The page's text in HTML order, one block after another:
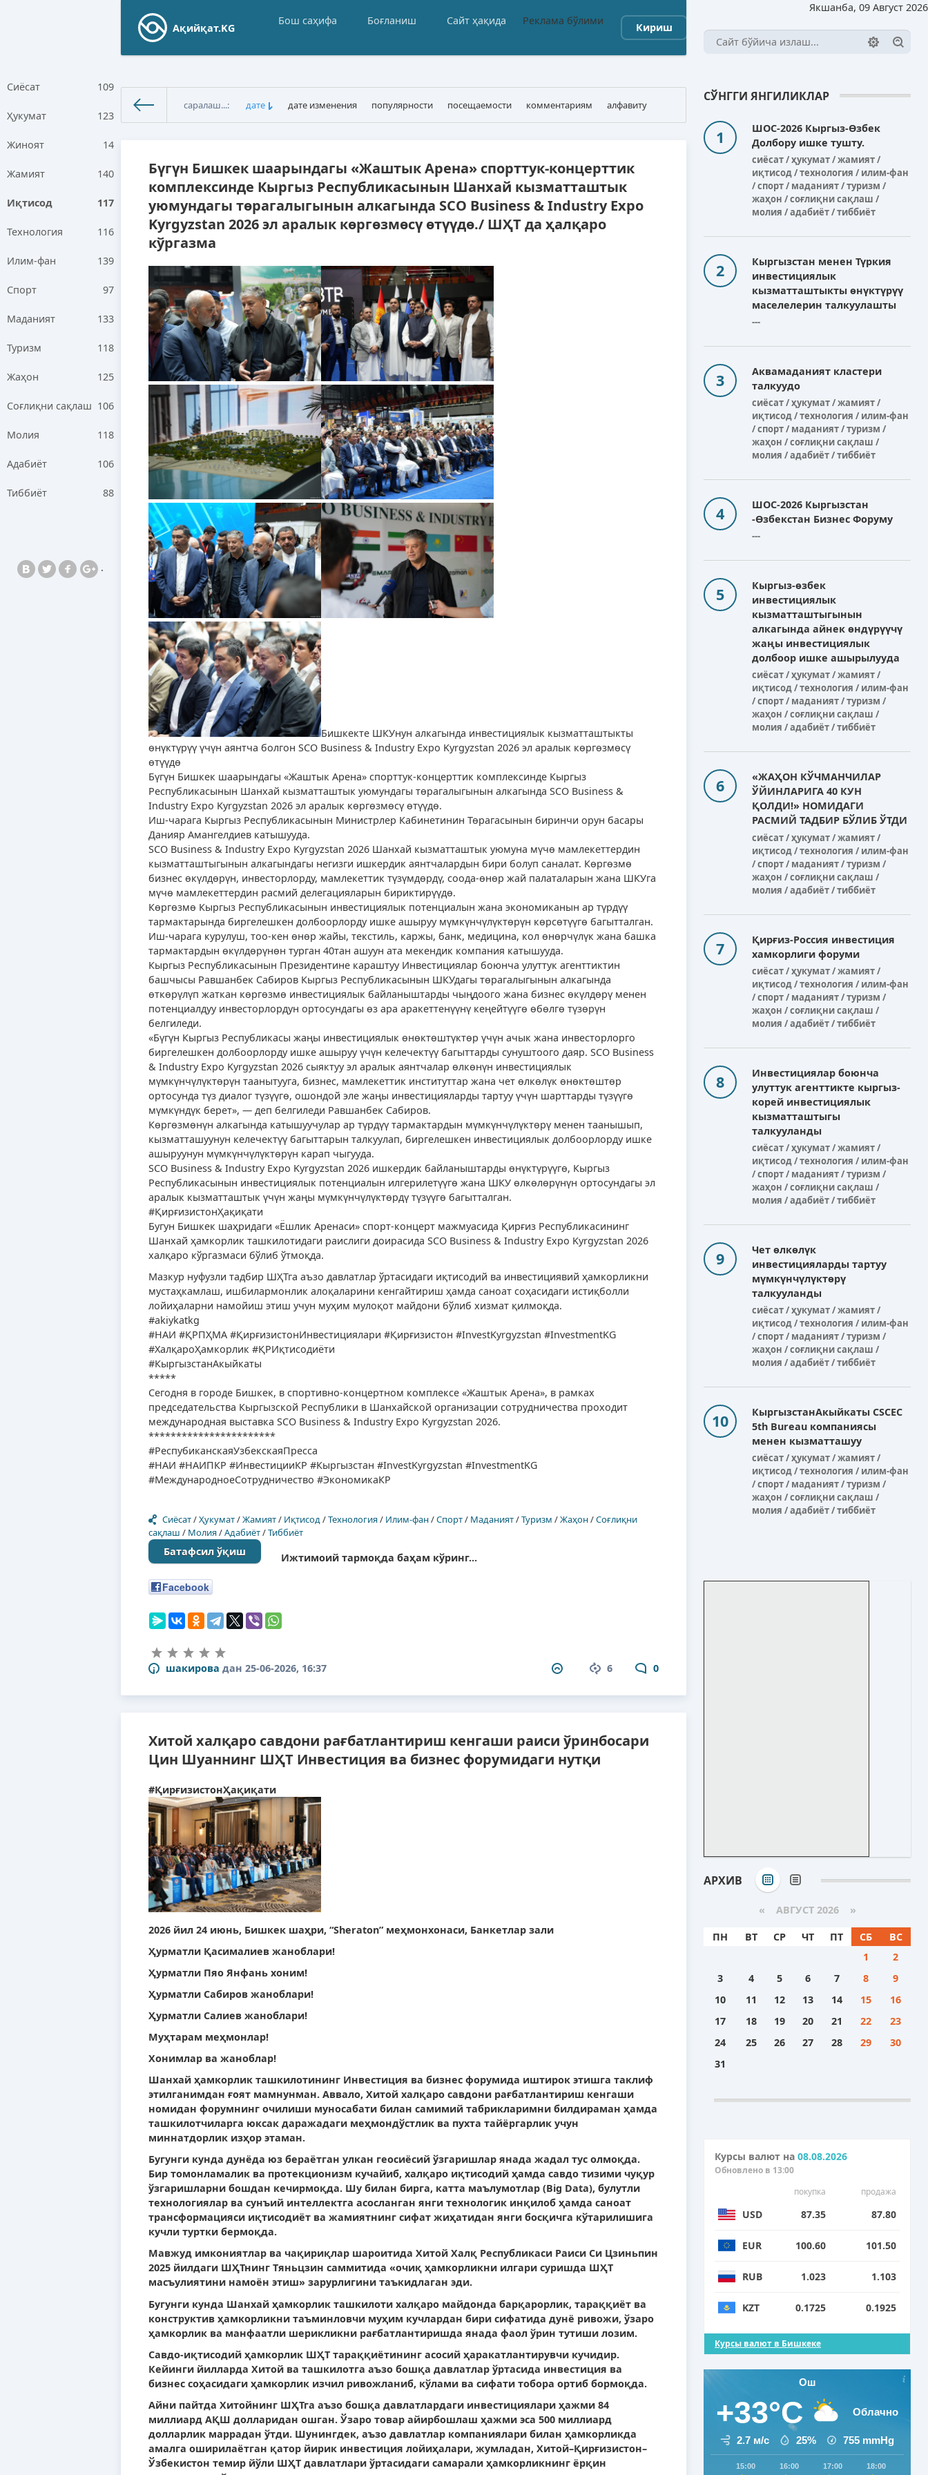
Якшанба, 09 Август 2026
Ақийқат.KG
Бош саҳифа Боғланиш Сайт ҳақида Реклама бўлими
Кириш
Сиёсат 109
Ҳукумат 123
Жиноят 14
Жамият 140
Иқтисод 117
Технология 116
Илим-фан 139
Спорт 97
Маданият 133
Туризм 118
Жаҳон 125
Соғлиқни сақлаш 106
Молия 118
Адабиёт 106
Тиббиёт 88
.
саралаш...: дате дате изменения популярности посещаемости комментариям алфавиту
Бүгүн Бишкек шаарындагы «Жаштык Арена» спорттук-концерттик
комплексинде Кыргыз Республикасынын Шанхай кызматташтык
уюмундагы төрагалыгынын алкагында SCO Business & Industry Expo
Kyrgyzstan 2026 эл аралык көргөзмөсү өтүүдө./ ШҲТ да ҳалқаро
кўргазма
Бишкекте ШКУнун алкагында инвестициялык кызматташтыкты
өнүктүрүү үчүн аянтча болгон SCO Business & Industry Expo Kyrgyzstan 2026 эл аралык көргөзмөсү
өтүүдө
Бүгүн Бишкек шаарындагы «Жаштык Арена» спорттук-концерттик комплексинде Кыргыз
Республикасынын Шанхай кызматташтык уюмундагы төрагалыгынын алкагында SCO Business &
Industry Expo Kyrgyzstan 2026 эл аралык көргөзмөсү өтүүдө.
Иш-чарага Кыргыз Республикасынын Министрлер Кабинетинин Төрагасынын биринчи орун басары
Данияр Амангелдиев катышууда.
SCO Business & Industry Expo Kyrgyzstan 2026 Шанхай кызматташтык уюмуна мүчө мамлекеттердин
кызматташтыгынын алкагындагы негизги ишкердик аянтчалардын бири болуп саналат. Көргөзмө
бизнес өкүлдөрүн, инвесторлорду, мамлекеттик түзүмдөрдү, соода-өнөр жай палаталарын жана ШКУга
мүчө мамлекеттердин расмий делегацияларын бириктирүүдө.
Көргөзмө Кыргыз Республикасынын инвестициялык потенциалын жана экономиканын ар түрдүү
тармактарында биргелешкен долбоорлорду ишке ашыруу мүмкүнчүлүктөрүн көрсөтүүгө багытталган.
Иш-чарага курулуш, тоо-кен өнөр жайы, текстиль, каржы, банк, медицина, кол өнөрчүлүк жана башка
тармактардын өкүлдөрүнөн турган 40тан ашуун ата мекендик компания катышууда.
Кыргыз Республикасынын Президентине караштуу Инвестициялар боюнча улуттук агенттиктин
башчысы Равшанбек Сабиров Кыргыз Республикасынын ШКУдагы төрагалыгынын алкагында
өткөрүлүп жаткан көргөзмө инвестициялык байланыштарды чыңдоого жана бизнес өкүлдөрү менен
потенциалдуу инвесторлордун ортосундагы өз ара аракеттенүүнү кеңейтүүгө өбөлгө түзөрүн
белгиледи.
«Бүгүн Кыргыз Республикасы жаңы инвестициялык өнөктөштүктөр үчүн ачык жана инвесторлорго
биргелешкен долбоорлорду ишке ашыруу үчүн келечектүү багыттарды сунуштоого даяр. SCO Business
& Industry Expo Kyrgyzstan 2026 сыяктуу эл аралык аянтчалар өлкөнүн инвестициялык
мүмкүнчүлүктөрүн таанытууга, бизнес, мамлекеттик институттар жана чет өлкөлүк өнөктөштөр
ортосунда түз диалог түзүүгө, ошондой эле жаңы инвестицияларды тартуу үчүн шарттарды түзүүгө
мүмкүндүк берет», — деп белгиледи Равшанбек Сабиров.
Көргөзмөнүн алкагында катышуучулар ар түрдүү тармактардын мүмкүнчүлүктөрү менен таанышып,
кызматташуунун келечектүү багыттарын талкуулап, биргелешкен инвестициялык долбоорлорду ишке
ашыруунун мүмкүнчүлүктөрүн карап чыгууда.
SCO Business & Industry Expo Kyrgyzstan 2026 ишкердик байланыштарды өнүктүрүүгө, Кыргыз
Республикасынын инвестициялык потенциалын илгерилетүүгө жана ШКУ өлкөлөрүнүн ортосундагы эл
аралык кызматташтык үчүн жаңы мүмкүнчүлүктөрдү түзүүгө багытталган.
#ҚирғизистонҲақиқати
Бугун Бишкек шаҳридаги «Ёшлик Аренаси» спорт-концерт мажмуасида Қирғиз Республикасининг
Шанхай ҳамкорлик ташкилотидаги раислиги доирасида SCO Business & Industry Expo Kyrgyzstan 2026
халқаро кўргазмаси бўлиб ўтмоқда.
Мазкур нуфузли тадбир ШҲТга аъзо давлатлар ўртасидаги иқтисодий ва инвестициявий ҳамкорликни
мустаҳкамлаш, ишбилармонлик алоқаларини кенгайтириш ҳамда саноат соҳасидаги истиқболли
лойиҳаларни намойиш этиш учун муҳим мулоқот майдони бўлиб хизмат қилмоқда.
#akiykatkg
#НАИ #ҚРПҲМА #ҚирғизистонИнвестициялари #Қирғизистон #InvestKyrgyzstan #InvestmentKG
#ХалқароҲамкорлик #ҚРИқтисодиёти
#КыргызстанАкыйкаты
*****
Сегодня в городе Бишкек, в спортивно-концертном комплексе «Жаштык Арена», в рамках
председательства Кыргызской Республики в Шанхайской организации сотрудничества проходит
международная выставка SCO Business & Industry Expo Kyrgyzstan 2026.
***********************
#РеспубиканскаяУзбекскаяПресса
#НАИ #НАИПКР #ИнвестицииКР #Кыргызстан #InvestKyrgyzstan #InvestmentKG
#МеждународноеСотрудничество #ЭкономикаКР
Сиёсат/Ҳукумат/Жамият/ Иқтисод/Технология/ Илим-фан/Спорт/ Маданият/Туризм /Жаҳон/Соғлиқни
сақлаш / Молия/Адабиёт/Тиббиёт
Батафсил ўқиш Ижтимоий тармоқда баҳам кўринг...
Facebook
6 0
шакирова дан25-06-2026, 16:37
Хитой халқаро савдони рағбатлантириш кенгаши раиси ўринбосари
Цин Шуаннинг ШҲТ Инвестиция ва бизнес форумидаги нутқи
#ҚирғизистонҲақиқати
2026 йил 24 июнь, Бишкек шаҳри, “Sheraton” меҳмонхонаси, Банкетлар зали
Ҳурматли Қасималиев жаноблари!
Ҳурматли Пяо Янфань хоним!
Ҳурматли Сабиров жаноблари!
Ҳурматли Салиев жаноблари!
Муҳтарам меҳмонлар!
Хонимлар ва жаноблар!
Шанхай ҳамкорлик ташкилотининг Инвестиция ва бизнес форумида иштирок этишга таклиф
этилганимдан ғоят мамнунман. Аввало, Хитой халқаро савдони рағбатлантириш кенгаши
номидан форумнинг очилиши муносабати билан самимий табрикларимни билдираман ҳамда
ташкилотчиларга юксак даражадаги меҳмондўстлик ва пухта тайёргарлик учун
миннатдорлик изҳор этаман.
Бугунги кунда дунёда юз бераётган улкан геосиёсий ўзгаришлар янада жадал тус олмоқда.
Бир томонламалик ва протекционизм кучайиб, халқаро иқтисодий ҳамда савдо тизими чуқур
ўзгаришларни бошдан кечирмоқда. Шу билан бирга, катта маълумотлар (Big Data), булутли
технологиялар ва сунъий интеллектга асосланган янги технологик инқилоб ҳамда саноат
трансформацияси иқтисодиёт ва жамиятнинг сифат жиҳатидан янги босқичга кўтарилишига
кучли туртки бермоқда.
Мавжуд имкониятлар ва чақириқлар шароитида Хитой Халқ Республикаси Раиси Си Цзиньпин
2025 йилдаги ШҲТнинг Тяньцзин саммитида «очиқ ҳамкорликни илгари суришда ШҲТ
масъулиятини намоён этиш» зарурлигини таъкидлаган эди.
Бугунги кунда Шанхай ҳамкорлик ташкилоти халқаро майдонда барқарорлик, тараққиёт ва
конструктив ҳамкорликни таъминловчи муҳим кучлардан бири сифатида дунё ривожи, ўзаро
ҳамкорлик ва манфаатли шерикликни рағбатлантиришда янада фаол ўрин тутиши лозим.
Савдо-иқтисодий ҳамкорлик ШҲТ тараққиётининг асосий ҳаракатлантирувчи кучидир.
Кейинги йилларда Хитой ва ташкилотга аъзо бошқа давлатлар ўртасида инвестиция ва
бизнес соҳасидаги ҳамкорлик изчил ривожланиб, кўлами ва сифати тобора ортиб бормоқда.
Айни пайтда Хитойнинг ШҲТга аъзо бошқа давлатлардаги инвестициялари ҳажми 84
миллиард АҚШ долларидан ошган. Ўзаро товар айирбошлаш ҳажми эса 500 миллиард
долларлик маррадан ўтди. Шунингдек, аъзо давлатлар компаниялари билан ҳамкорликда
амалга оширилаётган қатор йирик инвестиция лойиҳалари, жумладан, Хитой–Қирғизистон–
Ўзбекистон темир йўли ШҲТ давлатлари ўртасидаги самарали ҳамкорликнинг ёрқин
СЎНГГИ ЯНГИЛИКЛАР
ШОС-2026 Кыргыз-Өзбек
Долбору ишке тушту.
сиёсат / ҳукумат / жамият /
иқтисод / технология / илим-фан
/ спорт / маданият / туризм /
жаҳон / соғлиқни сақлаш /
молия / адабиёт / тиббиёт
Кыргызстан менен Түркия
инвестициялык
кызматташтыкты өнүктүрүү
маселелерин талкуулашты
---
Аквамаданият кластери
талкуудо
сиёсат / ҳукумат / жамият /
иқтисод / технология / илим-фан
/ спорт / маданият / туризм /
жаҳон / соғлиқни сақлаш /
молия / адабиёт / тиббиёт
ШОС-2026 Кыргызстан
-Өзбекстан Бизнес Форуму
---
Кыргыз-өзбек
инвестициялык
кызматташтыгынын
алкагында айнек өндүрүүчү
жаңы инвестициялык
долбоор ишке ашырылууда
сиёсат / ҳукумат / жамият /
иқтисод / технология / илим-фан
/ спорт / маданият / туризм /
жаҳон / соғлиқни сақлаш /
молия / адабиёт / тиббиёт
«ЖАҲОН КЎЧМАНЧИЛАР
ЎЙИНЛАРИГА 40 КУН
ҚОЛДИ!» НОМИДАГИ
РАСМИЙ ТАДБИР БЎЛИБ ЎТДИ
сиёсат / ҳукумат / жамият /
иқтисод / технология / илим-фан
/ спорт / маданият / туризм /
жаҳон / соғлиқни сақлаш /
молия / адабиёт / тиббиёт
Қирғиз-Россия инвестиция
хамкорлиги форуми
сиёсат / ҳукумат / жамият /
иқтисод / технология / илим-фан
/ спорт / маданият / туризм /
жаҳон / соғлиқни сақлаш /
молия / адабиёт / тиббиёт
Инвестициялар боюнча
улуттук агенттикте кыргыз-
корей инвестициялык
кызматташтыгы
талкууланды
сиёсат / ҳукумат / жамият /
иқтисод / технология / илим-фан
/ спорт / маданият / туризм /
жаҳон / соғлиқни сақлаш /
молия / адабиёт / тиббиёт
Чет өлкөлүк
инвестицияларды тартуу
мүмкүнчүлүктөрү
талкууланды
сиёсат / ҳукумат / жамият /
иқтисод / технология / илим-фан
/ спорт / маданият / туризм /
жаҳон / соғлиқни сақлаш /
молия / адабиёт / тиббиёт
КыргызстанАкыйкаты CSCEC
5th Bureau компаниясы
менен кызматташуу
сиёсат / ҳукумат / жамият /
иқтисод / технология / илим-фан
/ спорт / маданият / туризм /
жаҳон / соғлиқни сақлаш /
молия / адабиёт / тиббиёт
АРХИВ
« АВГУСТ 2026 »
ПН ВТ СР ЧТ ПТ СБ
ВС
1
2
3
4 5 6 7 8
9
10
11 12 13 14 15
16
17
18 19 20 21 22
23
24
25 26 27 28 29
30
31
Курсы валют на 08.08.2026
Обновлено в 13:00
покупка
продажа
USD 87.35 87.80
EUR 100.60 101.50
RUB 1.023 1.103
KZT 0.1725 0.1925
Курсы валют в Бишкеке
Ош
+33°C Облачно
2.7 м/с 25% 755 mmHg
15:00 16:00 17:00 18:00